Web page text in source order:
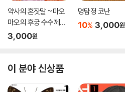
약사의 혼잣말 ~마오
마오의 후궁 수수께끼
풀이수첩~
3,000원
명탐정 코난
10% 3,000원
이 분야 신상품